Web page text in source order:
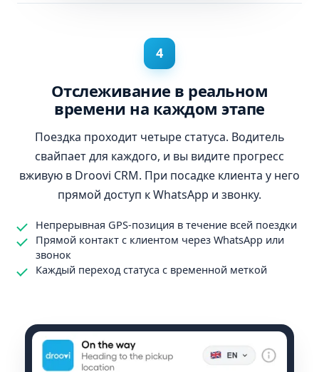
4
Отслеживание в реальном
времени на каждом этапе
Поездка проходит четыре статуса. Водитель
свайпает для каждого, и вы видите прогресс
вживую в Droovi CRM. При посадке клиента у него
прямой доступ к WhatsApp и звонку.
Непрерывная GPS-позиция в течение всей поездки
Прямой контакт с клиентом через WhatsApp или
звонок
Каждый переход статуса с временной меткой